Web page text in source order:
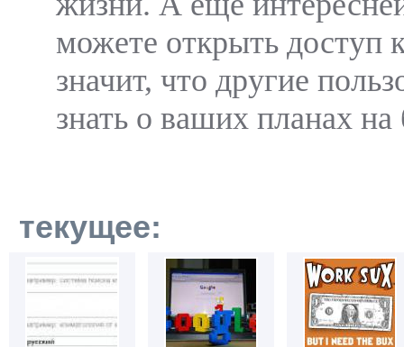
можете открыть доступ
значит, что другие
знать о ваших планах
текущее: